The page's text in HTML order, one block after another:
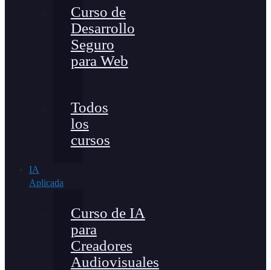
Curso de
Desarrollo
Seguro
para Web
Todos
los
cursos
IA
Aplicada
Curso de IA
para
Creadores
Audiovisuales